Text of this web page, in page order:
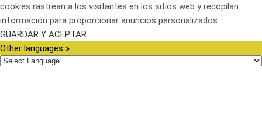
cookies rastrean a los visitantes en los sitios web y recopilan
información para proporcionar anuncios personalizados.
GUARDAR Y ACEPTAR
Other languages »